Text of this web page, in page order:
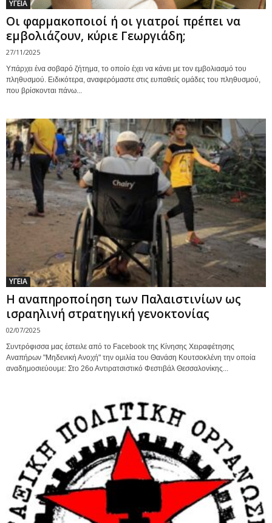
ΥΓΕΙΑ
Οι φαρμακοποιοί ή οι γιατροί πρέπει να
εμβολιάζουν, κύριε Γεωργιάδη;
27/11/2025
Υπάρχει ένα σοβαρό ζήτημα, το οποίο έχει να κάνει με τον εμβολιασμό του
πληθυσμού. Ειδικότερα, αναφερόμαστε στις ευπαθείς ομάδες του πληθυσμού,
που βρίσκονται πάνω...
ΥΓΕΙΑ
Η αναπηροποίηση των Παλαιστινίων ως
ισραηλινή στρατηγική γενοκτονίας
02/07/2025
Συντρόφισσα μας έστειλε από το Facebook της Κίνησης Χειραφέτησης
Αναπήρων "Μηδενική Ανοχή" την ομιλία του Θανάση Κουτσοκλένη την οποία
αναδημοσιεύουμε: Στο 26ο Αντιρατσιστικό Φεστιβάλ Θεσσαλονίκης...